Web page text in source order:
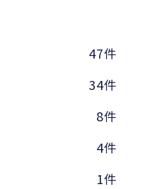
47件
34件
8件
4件
1件